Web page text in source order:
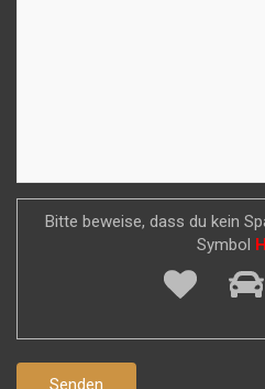
Bitte beweise, dass du kein
Symbol